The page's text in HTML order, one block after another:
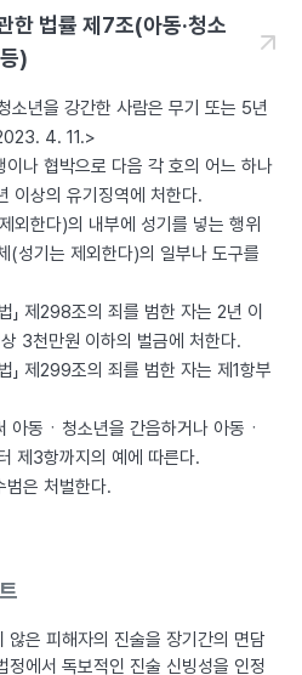
한 법률 제7조(아동·청소
)
년을 강간한 사람은 무기 또는 5년
4. 11.>
나 협박으로 다음 각 호의 어느 하나
이상의 유기징역에 처한다.
외한다)의 내부에 성기를 넣는 행위
(성기는 제외한다)의 일부나 도구를
」 제298조의 죄를 범한 자는 2년 이
3천만원 이하의 벌금에 처한다.
」 제299조의 죄를 범한 자는 제1항부
동ㆍ청소년을 간음하거나 아동ㆍ
제3항까지의 예에 따른다.
은 처벌한다.
않은 피해자의 진술을 장기간의 면담
정에서 독보적인 진술 신빙성을 인정